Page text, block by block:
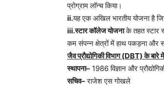
प्रोग्राम लॉन्च किया।
ii.यह एक अखिल भारतीय योजना है
iii.स्टार कॉलेज योजनाके तहत स्टार
कम संपन्न क्षेत्रों में हाथ पकड़ना और
जैव प्रौद्योगिकी विभाग (DBT) के बारे
स्थापना– 1986 विज्ञान और
सचिव–राजेश एस गोखले